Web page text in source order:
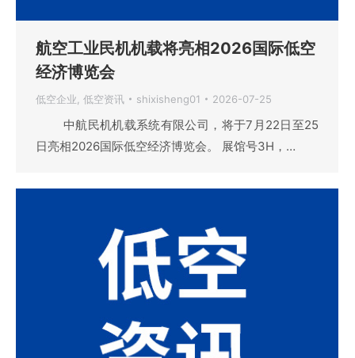
航空工业民机机载将亮相2026国际低空
经济博览会
低空企业, 低空资讯 shixisheng01 2026-07-25
中航民机机载系统有限公司，将于7月22日至25
日亮相2026国际低空经济博览会。 展馆号3H，…